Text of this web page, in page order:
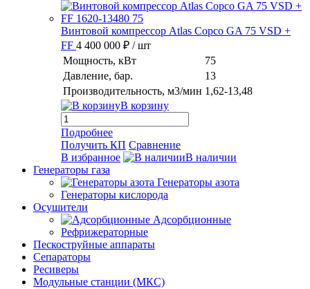
Винтовой компрессор Atlas Copco GA 75 VSD +
FF 4 400 000 ₽ / шт
Мощность, кВт
75
Давление, бар.
13
Производительность, м3/мин 1,62-13,48
В корзину
Подробнее
Получить КП Сравнение
В избранное
В наличии
Генераторы газа
Генераторы азота
Генераторы кислорода
Осушители
Адсорбционные
Рефрижераторные
Пескоструйные аппараты
Сепараторы
Ресиверы
Модульные станции (МКС)